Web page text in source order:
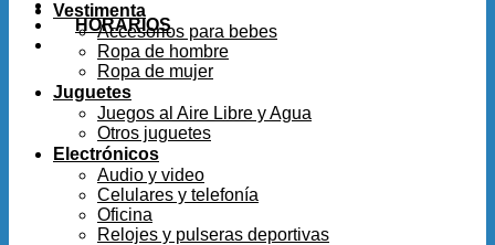
HORARIOS
Vestimenta
Accesorios para bebes
Ropa de hombre
Ropa de mujer
Juguetes
Juegos al Aire Libre y Agua
Otros juguetes
Electrónicos
Audio y video
Celulares y telefonía
Oficina
Relojes y pulseras deportivas